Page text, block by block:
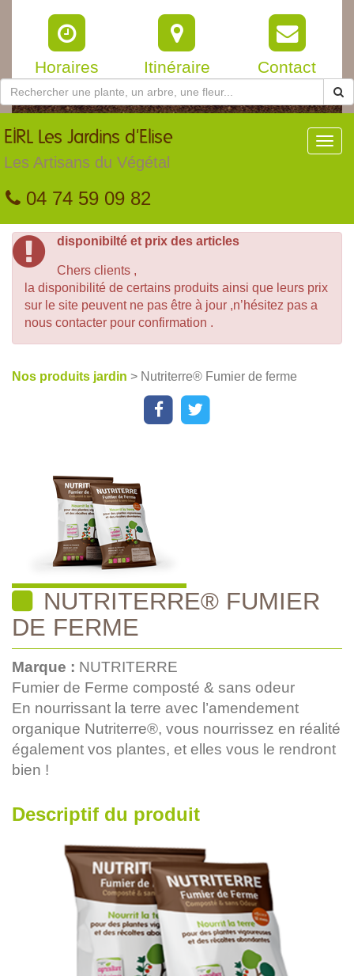
Horaires Itinéraire Contact
EIRL Les Jardins d'Elise
Les Artisans du Végétal
04 74 59 09 82
disponibilté et prix des articles
Chers clients ,
la disponibilité de certains produits ainsi que leurs prix
sur le site peuvent ne pas être à jour ,n’hésitez pas a
nous contacter pour confirmation .
Nos produits jardin > Nutriterre® Fumier de ferme
NUTRITERRE® FUMIER
DE FERME
Marque : NUTRITERRE
Fumier de Ferme composté & sans odeur
En nourrissant la terre avec l’amendement
organique Nutriterre®, vous nourrissez en réalité
également vos plantes, et elles vous le rendront
bien !
Descriptif du produit